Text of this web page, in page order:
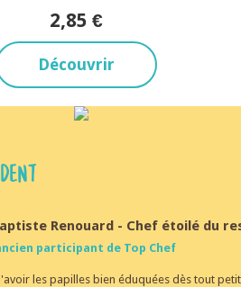
2,85 €
Découvrir
Renouard - Chef étoilé du
participant de Top Chef
les papilles bien éduquées dès tout